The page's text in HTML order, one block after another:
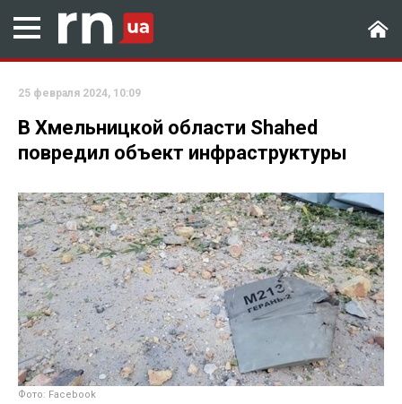
25 февраля 2024, 10:09
В Хмельницкой области Shahed
повредил объект инфраструктуры
Фото: Facebook